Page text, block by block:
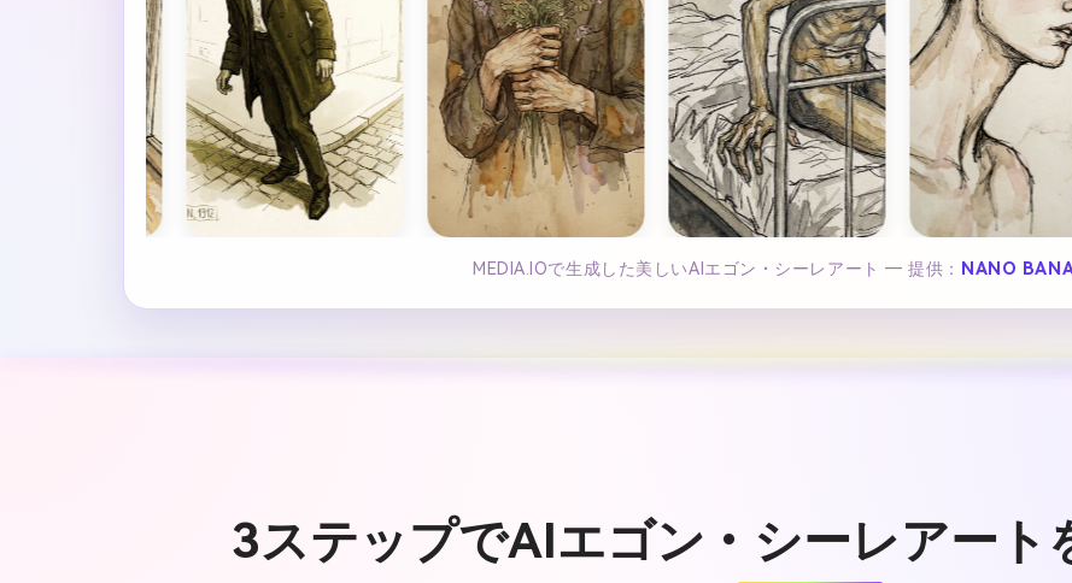
MEDIA.IOで生成した美しいAIエゴン・シーレアート ― 提供： NANO
3ステップでAIエゴン・シーレアート